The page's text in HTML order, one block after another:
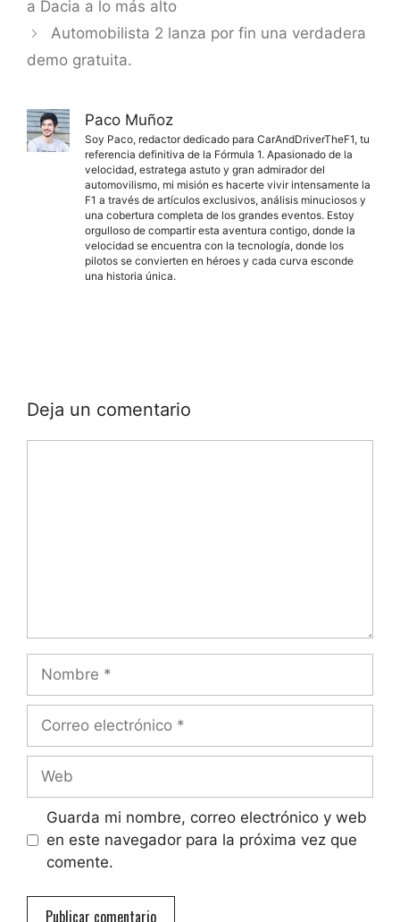
a Dacia a lo más alto
Automobilista 2 lanza por fin una verdadera
demo gratuita.
Paco Muñoz
Soy Paco, redactor dedicado para CarAndDriverTheF1, tu
referencia definitiva de la Fórmula 1. Apasionado de la
velocidad, estratega astuto y gran admirador del
automovilismo, mi misión es hacerte vivir intensamente la
F1 a través de artículos exclusivos, análisis minuciosos y
una cobertura completa de los grandes eventos. Estoy
orgulloso de compartir esta aventura contigo, donde la
velocidad se encuentra con la tecnología, donde los
pilotos se convierten en héroes y cada curva esconde
una historia única.
Deja un comentario
electrónico
Guarda mi nombre, correo electrónico y web
en este navegador para la próxima vez que
comente.